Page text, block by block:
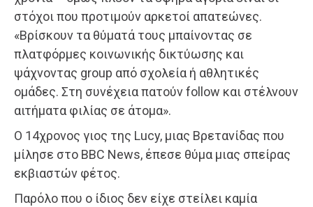
στόχοι που προτιμούν αρκετοί απατεώνες.
«Βρίσκουν τα θύματά τους μπαίνοντας σε
πλατφόρμες κοινωνικής δικτύωσης και
ψάχνοντας group από σχολεία ή αθλητικές
ομάδες. Στη συνέχεια πατούν follow και στέλνουν
αιτήματα φιλίας σε άτομα».
Ο 14χρονος γιος της Lucy, μιας Βρετανίδας που
μίλησε στο BBC News, έπεσε θύμα μιας σπείρας
εκβιαστών φέτος.
Παρόλο που ο ίδιος δεν είχε στείλει καμία